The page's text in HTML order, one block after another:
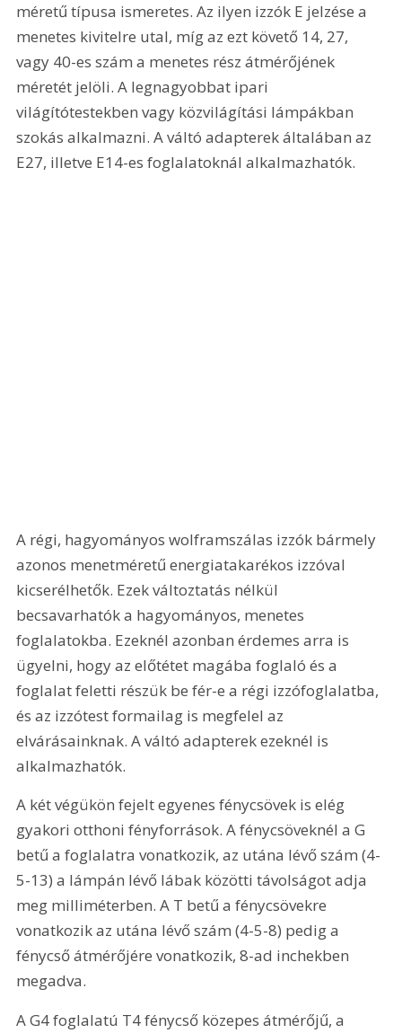
méretű típusa ismeretes. Az ilyen izzók E jelzése a
menetes kivitelre utal, míg az ezt követő 14, 27,
vagy 40-es szám a menetes rész átmérőjének
méretét jelöli. A legnagyobbat ipari
világítótestekben vagy közvilágítási lámpákban
szokás alkalmazni. A váltó adapterek általában az
E27, illetve E14-es foglalatoknál alkalmazhatók.
A régi, hagyományos wolframszálas izzók bármely
azonos menetméretű energiatakarékos izzóval
kicserélhetők. Ezek változtatás nélkül
becsavarhatók a hagyományos, menetes
foglalatokba. Ezeknél azonban érdemes arra is
ügyelni, hogy az előtétet magába foglaló és a
foglalat feletti részük be fér-e a régi izzófoglalatba,
és az izzótest formailag is megfelel az
elvárásainknak. A váltó adapterek ezeknél is
alkalmazhatók.
A két végükön fejelt egyenes fénycsövek is elég
gyakori otthoni fényforrások. A fénycsöveknél a G
betű a foglalatra vonatkozik, az utána lévő szám (4-
5-13) a lámpán lévő lábak közötti távolságot adja
meg milliméterben. A T betű a fénycsövekre
vonatkozik az utána lévő szám (4-5-8) pedig a
fénycső átmérőjére vonatkozik, 8-ad inchekben
megadva.
A G4 foglalatú T4 fénycső közepes átmérőjű, a